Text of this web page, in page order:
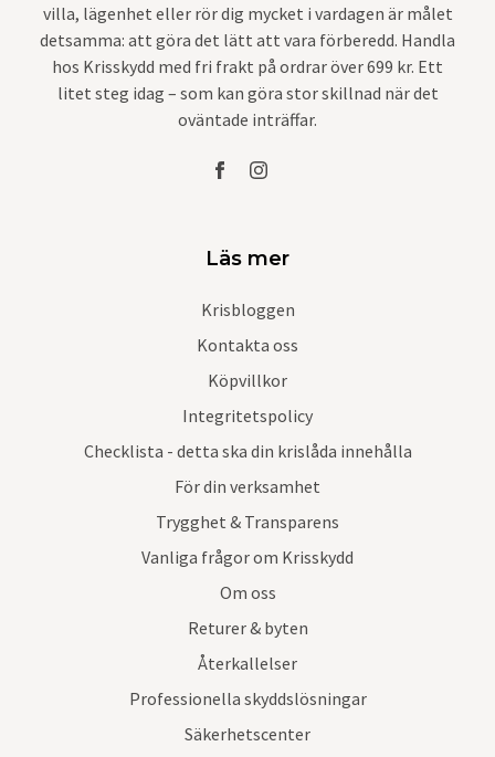
villa, lägenhet eller rör dig mycket i vardagen är målet
detsamma: att göra det lätt att vara förberedd. Handla
hos Krisskydd med fri frakt på ordrar över 699 kr. Ett
litet steg idag – som kan göra stor skillnad när det
oväntade inträffar.
Läs mer
Krisbloggen
Kontakta oss
Köpvillkor
Integritetspolicy
Checklista - detta ska din krislåda innehålla
För din verksamhet
Trygghet & Transparens
Vanliga frågor om Krisskydd
Om oss
Returer & byten
Återkallelser
Professionella skyddslösningar
Säkerhetscenter